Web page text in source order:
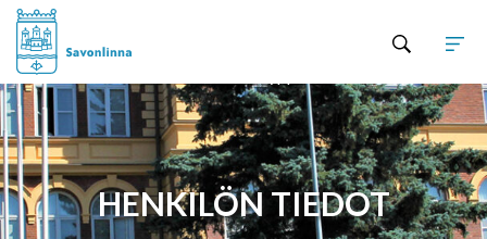
HENKILÖN TIEDOT